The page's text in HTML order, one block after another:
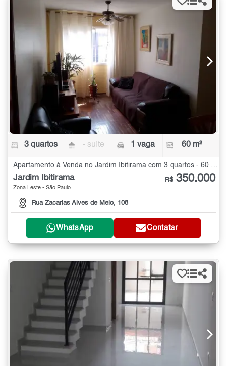
3 quartos - suíte 1 vaga 60 m²
Apartamento à Venda no Jardim Ibitirama com 3 quartos - 60 m²
Jardim Ibitirama
Zona Leste - São Paulo
Rua Zacarias Alves de Melo, 108
R$ 350.000
WhatsApp Contatar